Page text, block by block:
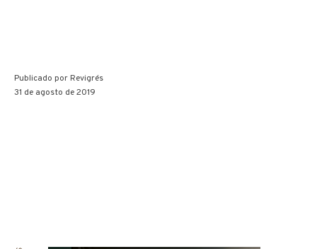
Publicado porRevigrés
31 de agosto de 2019